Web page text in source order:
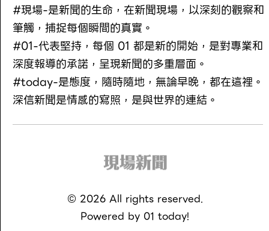
#現場-是新聞的生命，在新聞現場，以深刻的觀察和
筆觸，捕捉每個瞬間的真實。
#01-代表堅持，每個 01 都是新的開始，是對專業和
深度報導的承諾，呈現新聞的多重層面。
#today-是態度，隨時隨地，無論早晚，都在這裡。
深信新聞是情感的寫照，是與世界的連結。
© 2026All rights reserved.
Powered by 01 today!